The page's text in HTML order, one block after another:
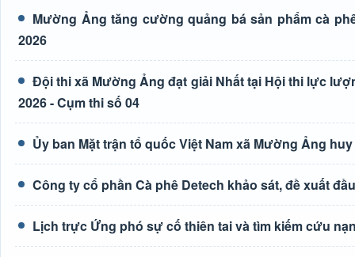
Mường Ảng tăng cường quảng bá sản phẩm cà
2026
Đội thi xã Mường Ảng đạt giải Nhất tại Hội thi lực
2026 - Cụm thi số 04
Ủy ban Mặt trận tổ quốc Việt Nam xã Mường Ảng
Công ty cổ phần Cà phê Detech khảo sát, đề xuất
Lịch trực Ứng phó sự cố thiên tai và tìm kiếm cứu